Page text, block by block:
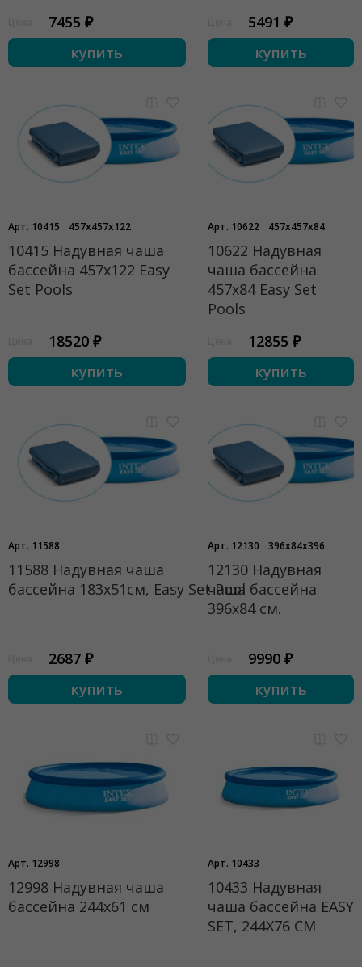
7455 ₽
купить
5491 ₽
купить
Арт. 10415 457x457x122
10415 Надувная чаша
бассейна 457х122 Easy
Set Pools
18520 ₽
купить
Арт. 10622 457x457x84
10622 Надувная
чаша бассейна
457х84 Easy Set
Pools
12855 ₽
купить
Арт. 11588
11588 Надувная чаша
бассейна 183x51см, Easy Set Pool
2687 ₽
купить
Арт. 12130 396x84x396
12130 Надувная
чаша бассейна
396х84 см.
9990 ₽
купить
Арт. 12998
12998 Надувная чаша
бассейна 244х61 см
Арт. 10433
10433 Надувная
чаша бассейна EASY
SET, 244Х76 СМ